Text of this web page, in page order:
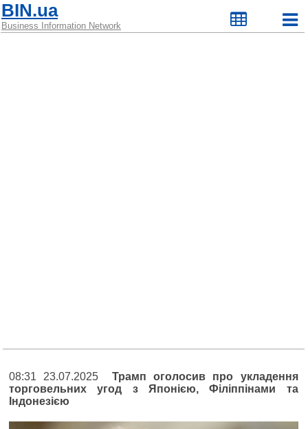
BIN.ua
Business Information Network
08:31 23.07.2025Трамп оголосив про укладення
торговельних угод з Японією, Філіппінами та
Індонезією